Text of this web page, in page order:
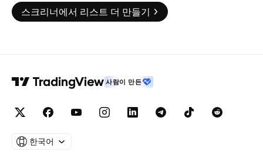
스크리너에서 리스트 더 만들기
사람이 만든
한국어